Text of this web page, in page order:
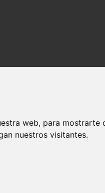
web, para mostrarte
nuestros visitantes.